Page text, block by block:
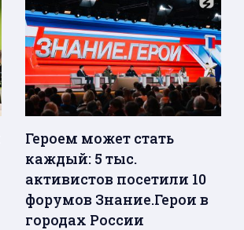
Героем может стать
каждый: 5 тыс.
активистов посетили 10
форумов Знание.Герои в
городах России